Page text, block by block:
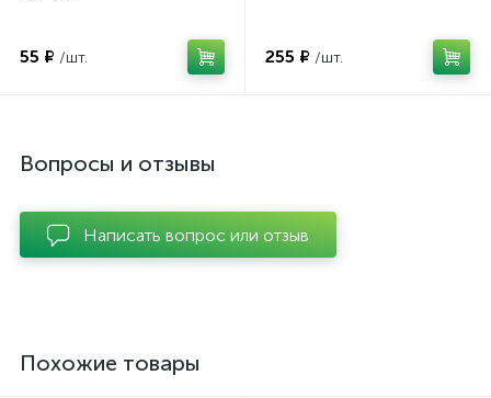
55 ₽ /шт. 255 ₽ /шт.
Вопросы и отзывы
Написать вопрос или отзыв
Похожие товары